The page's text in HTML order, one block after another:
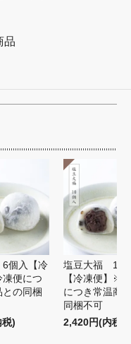
品
個入【冷
便につ
との同梱
)
塩豆大福 10
【冷凍便】※
につき常温商
同梱不可
2,420円(内税)